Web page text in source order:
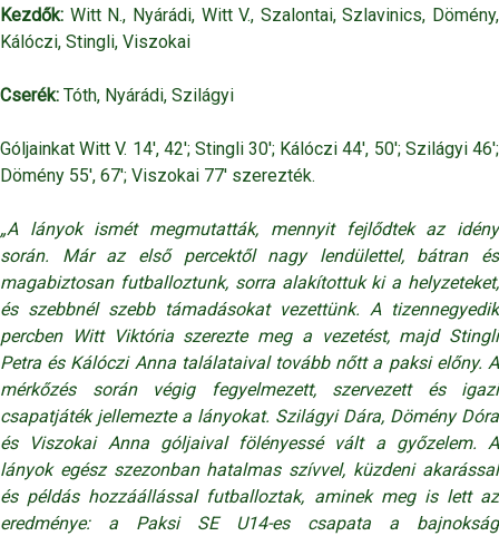
Kezdők: Witt N., Nyárádi, Witt V., Szalontai, Szlavinics, Dömény,
Kálóczi, Stingli, Viszokai
Cserék: Tóth, Nyárádi, Szilágyi
Góljainkat Witt V. 14', 42'; Stingli 30'; Kálóczi 44', 50'; Szilágyi 46';
Dömény 55', 67'; Viszokai 77' szerezték.
„A lányok ismét megmutatták, mennyit fejlődtek az idény
során. Már az első percektől nagy lendülettel, bátran és
magabiztosan futballoztunk, sorra alakítottuk ki a helyzeteket,
és szebbnél szebb támadásokat vezettünk. A tizennegyedik
percben Witt Viktória szerezte meg a vezetést, majd Stingli
Petra és Kálóczi Anna találataival tovább nőtt a paksi előny. A
mérkőzés során végig fegyelmezett, szervezett és igazi
csapatjáték jellemezte a lányokat. Szilágyi Dára, Dömény Dóra
és Viszokai Anna góljaival fölényessé vált a győzelem. A
lányok egész szezonban hatalmas szívvel, küzdeni akarással
és példás hozzáállással futballoztak, aminek meg is lett az
eredménye: a Paksi SE U14-es csapata a bajnokság